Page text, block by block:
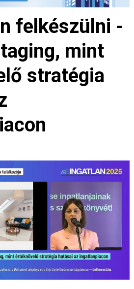
felkészülni -
mint
stratégia